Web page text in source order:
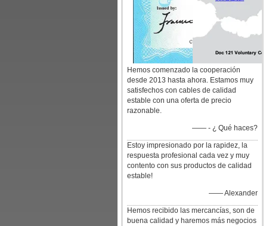
Hemos comenzado la cooperación
desde 2013 hasta ahora. Estamos muy
satisfechos con cables de calidad
estable con una oferta de precio
razonable.
—— - ¿ Qué haces?
Estoy impresionado por la rapidez, la
respuesta profesional cada vez y muy
contento con sus productos de calidad
estable!
—— Alexander
Hemos recibido las mercancías, son de
buena calidad y haremos más negocios